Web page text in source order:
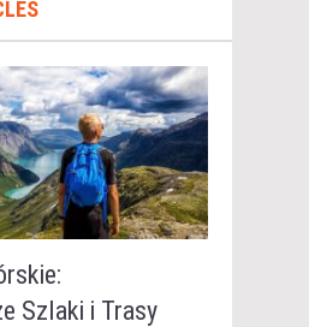
Szlaki i Trasy